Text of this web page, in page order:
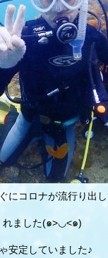
にコロナが流行り出
れました(๑>◡<๑)
安定していました♪